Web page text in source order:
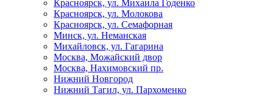
Красноярск, ул. Михаила Годенко
Красноярск, ул. Молокова
Красноярск, ул. Семафорная
Минск, ул. Неманская
Михайловск, ул. Гагарина
Москва, Можайский двор
Москва, Нахимовский пр.
Нижний Новгород
Нижний Тагил, ул. Пархоменко